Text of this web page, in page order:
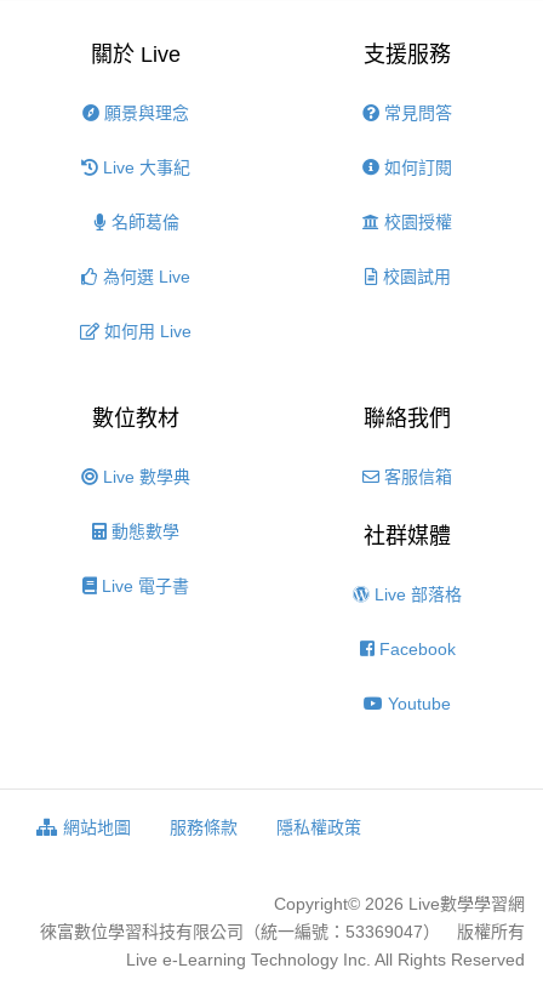
關於 Live
願景與理念
Live 大事紀
名師葛倫
為何選 Live
如何用 Live
支援服務
常見問答
如何訂閱
校園授權
校園試用
數位教材
Live 數學典
動態數學
Live 電子書
聯絡我們
客服信箱
社群媒體
Live 部落格
Facebook
Youtube
網站地圖 服務條款 隱私權政策
Copyright© 2026 Live數學學習網
徠富數位學習科技有限公司（統一編號：53369047） 版權所有
Live e-Learning Technology Inc. All Rights Reserved